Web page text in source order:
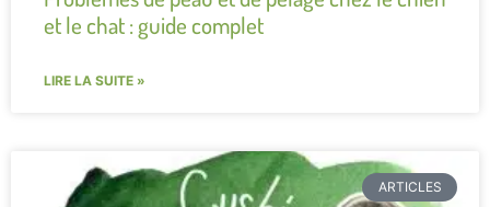
et le chat : guide complet
LIRE LA SUITE »
ARTICLES